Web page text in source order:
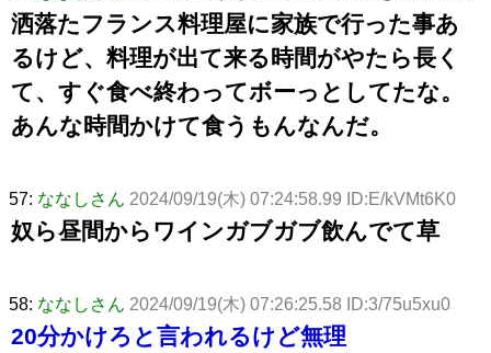
洒落たフランス料理屋に家族で行った事あ
るけど、料理が出て来る時間がやたら長く
て、すぐ食べ終わってボーっとしてたな。
あんな時間かけて食うもんなんだ。
57: ななしさん 2024/09/19(木) 07:24:58.99 ID:E/kVMt6K0
奴ら昼間からワインガブガブ飲んでて草
58: ななしさん 2024/09/19(木) 07:26:25.58 ID:3/75u5xu0
20分かけろと言われるけど無理